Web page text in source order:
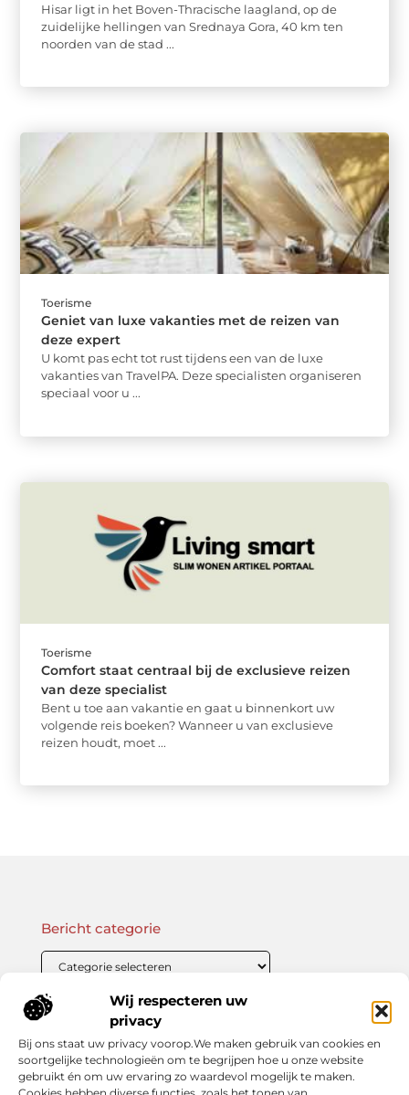
Wij respecteren uw
privacy
Bij ons staat uw privacy voorop.We maken gebruik van cookies en
soortgelijke technologieën om te begrijpen hoe u onze website
gebruikt én om uw ervaring zo waardevol mogelijk te maken.
Hisar ligt in het Boven-Thracische laagland, op de
zuidelijke hellingen van Srednaya Gora, 40 km ten
noorden van de stad ...
Toerisme
Geniet van luxe vakanties met de reizen van
deze expert
U komt pas echt tot rust tijdens een van de luxe
vakanties van TravelPA. Deze specialisten organiseren
speciaal voor u ...
Toerisme
Comfort staat centraal bij de exclusieve reizen
van deze specialist
Bent u toe aan vakantie en gaat u binnenkort uw
volgende reis boeken? Wanneer u van exclusieve
reizen houdt, moet ...
Onze informatie
Bericht categorie